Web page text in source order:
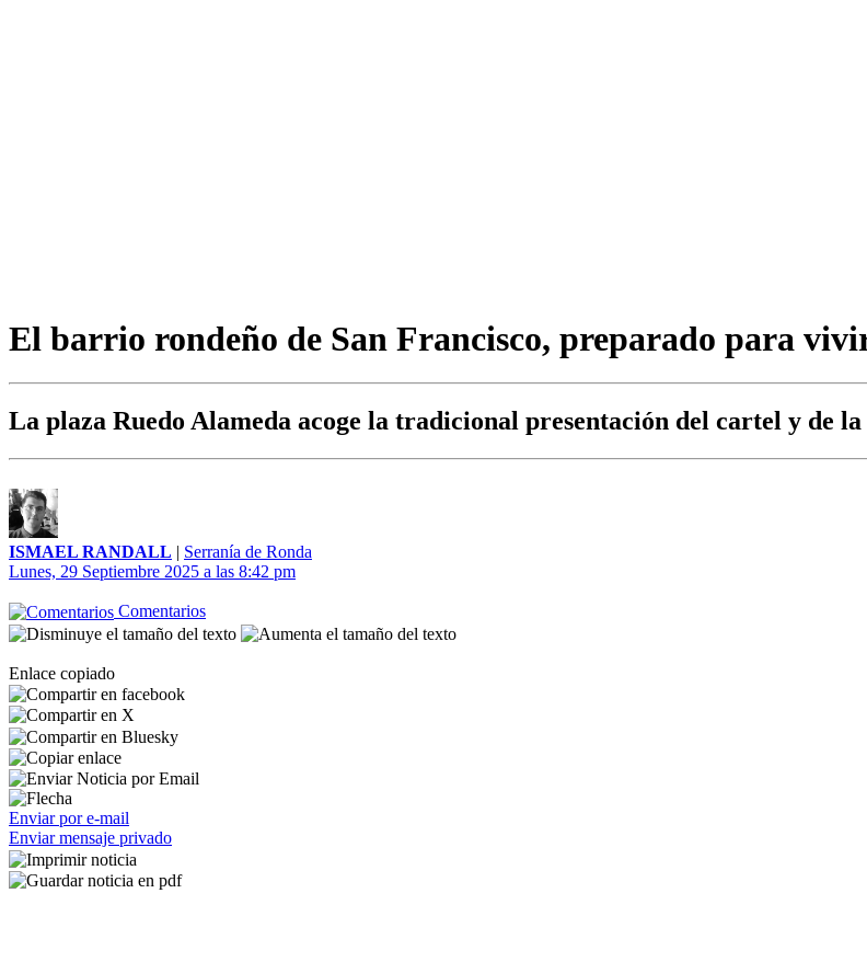
El barrio rondeño de San Francisco, preparado para
La plaza Ruedo Alameda acoge la tradicional presentación del cartel y de
ISMAEL RANDALL | Serranía de Ronda
Lunes, 29 Septiembre 2025 a las 8:42 pm
Comentarios
Enlace copiado
Enviar por e-mail
Enviar mensaje privado